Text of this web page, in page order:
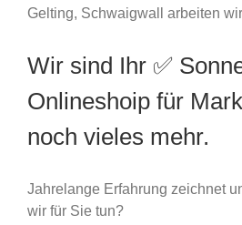
Gelting, Schwaigwall arbeiten
Wir sind Ihr ✅
Onlineshoip für
noch vieles mehr.
Jahrelange Erfahrung zeichnet
wir für Sie tun?